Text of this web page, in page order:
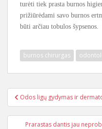
turėti tiek prasta burnos
prižiūrėdami savo burnos
būti arčiau tobulos šypsenos.
burnos chirurgas
Navigacija tarp
Odos ligų gydymas ir
Prarastas dantis jau